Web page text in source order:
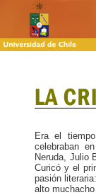
Era el
celebraban
Neruda, Julio
Curicó y el
pasión
alto